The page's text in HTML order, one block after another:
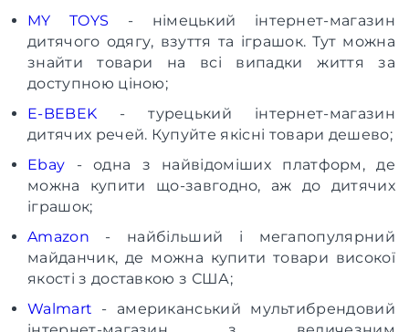
MY TOYS - німецький інтернет-магазин
дитячого одягу, взуття та іграшок. Тут можна
знайти товари на всі випадки життя за
доступною ціною;
E-BEBEK - турецький інтернет-магазин
дитячих речей. Купуйте якісні товари дешево;
Ebay - одна з найвідоміших платформ, де
можна купити що-завгодно, аж до дитячих
іграшок;
Amazon - найбільший і мегапопулярний
майданчик, де можна купити товари високої
якості з доставкою з США;
Walmart - американський мультибрендовий